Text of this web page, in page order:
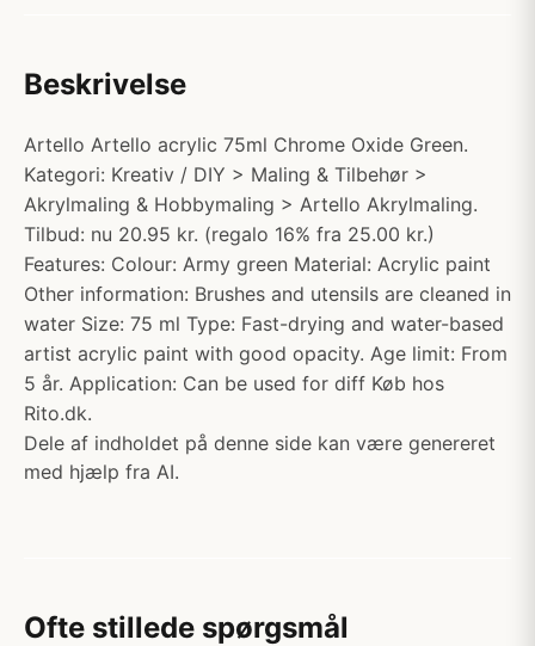
Beskrivelse
Artello Artello acrylic 75ml Chrome Oxide Green.
Kategori: Kreativ / DIY > Maling & Tilbehør >
Akrylmaling & Hobbymaling > Artello Akrylmaling.
Tilbud: nu 20.95 kr. (regalo 16% fra 25.00 kr.)
Features: Colour: Army green Material: Acrylic paint
Other information: Brushes and utensils are cleaned in
water Size: 75 ml Type: Fast-drying and water-based
artist acrylic paint with good opacity. Age limit: From
5 år. Application: Can be used for diff Køb hos
Rito.dk.
Dele af indholdet på denne side kan være genereret
med hjælp fra AI.
Ofte stillede spørgsmål